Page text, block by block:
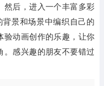
然后，进入一个丰富多彩
景和场景中编织自己的
验动画创作的乐趣，让你
。感兴趣的朋友不要错过